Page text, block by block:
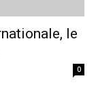
le
0